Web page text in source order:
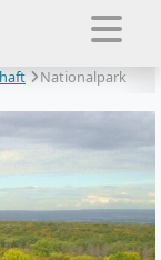
Nationalpark